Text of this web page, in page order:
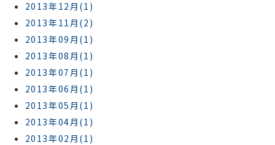
2013年12月(1)
2013年11月(2)
2013年09月(1)
2013年08月(1)
2013年07月(1)
2013年06月(1)
2013年05月(1)
2013年04月(1)
2013年02月(1)